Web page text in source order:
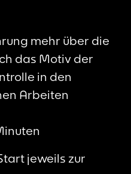
mehr über die
das Motiv der
in den
Arbeiten
jeweils zur